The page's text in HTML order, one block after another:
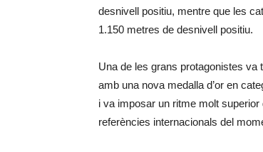
desnivell positiu, mentre que les
1.150 metres de desnivell positiu.
Una de les grans protagonistes va
amb una nova medalla d’or en
i va imposar un ritme molt
referències internacionals del